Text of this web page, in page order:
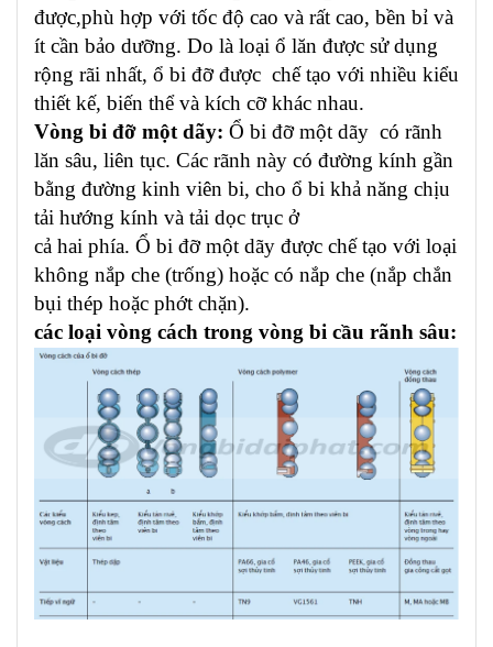
được,phù hợp với tốc độ cao và rất cao, bền bỉ và
ít cần bảo dưỡng. Do là loại ổ lăn được sử dụng
rộng rãi nhất, ổ bi đỡ được chế tạo với nhiều kiểu
thiết kế, biến thể và kích cỡ khác nhau.
Vòng bi đỡ một dãy: Ổ bi đỡ một dãy có rãnh
lăn sâu, liên tục. Các rãnh này có đường kính gần
bằng đường kinh viên bi, cho ổ bi khả năng chịu
tải hướng kính và tải dọc trục ở
cả hai phía. Ổ bi đỡ một dãy được chế tạo với loại
không nắp che (trống) hoặc có nắp che (nắp chắn
bụi thép hoặc phớt chặn).
các loại vòng cách trong vòng bi cầu rãnh sâu: